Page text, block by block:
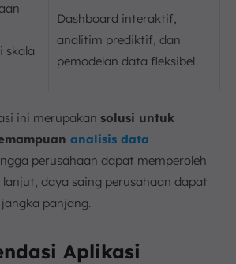
skala
Dashboard interaktif,
analitim prediktif, dan
pemodelan data fleksibel
ini merupakan solusi untuk
analisis data
perusahaan dapat memperoleh
daya saing perusahaan dapat
panjang.
Aplikasi